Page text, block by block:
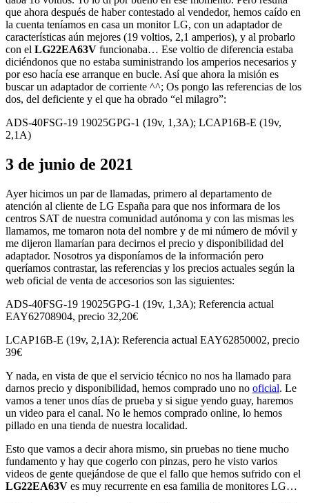
que ahora después de haber contestado al vendedor, hemos caído en
la cuenta teníamos en casa un monitor LG, con un adaptador de
características aún mejores (19 voltios, 2,1 amperios), y al probarlo
con el LG22EA63V funcionaba… Ese voltio de diferencia estaba
diciéndonos que no estaba suministrando los amperios necesarios y
por eso hacía ese arranque en bucle. Así que ahora la misión es
buscar un adaptador de corriente ^^; Os pongo las referencias de los
dos, del deficiente y el que ha obrado “el milagro”:
ADS-40FSG-19 19025GPG-1 (19v, 1,3A); LCAP16B-E (19v,
2,1A)
3 de junio de 2021
Ayer hicimos un par de llamadas, primero al departamento de
atención al cliente de LG España para que nos informara de los
centros SAT de nuestra comunidad autónoma y con las mismas les
llamamos, me tomaron nota del nombre y de mi número de móvil y
me dijeron llamarían para decirnos el precio y disponibilidad del
adaptador. Nosotros ya disponíamos de la información pero
queríamos contrastar, las referencias y los precios actuales según la
web oficial de venta de accesorios son las siguientes:
ADS-40FSG-19 19025GPG-1 (19v, 1,3A); Referencia actual
EAY62708904, precio 32,20€
LCAP16B-E (19v, 2,1A): Referencia actual EAY62850002, precio
39€
Y nada, en vista de que el servicio técnico no nos ha llamado para
darnos precio y disponibilidad, hemos comprado uno no oficial. Le
vamos a tener unos días de prueba y si sigue yendo guay, haremos
un video para el canal. No le hemos comprado online, lo hemos
pillado en una tienda de nuestra localidad.
Esto que vamos a decir ahora mismo, sin pruebas no tiene mucho
fundamento y hay que cogerlo con pinzas, pero he visto varios
videos de gente quejándose de que el fallo que hemos sufrido con el
LG22EA63V es muy recurrente en esa familia de monitores LG…